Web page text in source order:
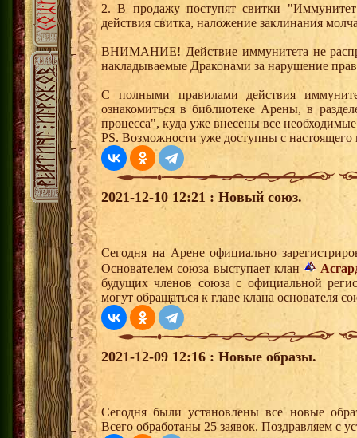
2. В продажу поступят свитки
действия свитка, наложение заклинания
ВНИМАНИЕ! Действие иммунитета не
накладываемые Драконами за нарушение
С полными правилами действия
ознакомиться в библиотеке Арены, в
процесса", куда уже внесены все
PS. Возможности уже доступны с
2021-12-10 12:21 : Новый союз.
Сегодня на Арене официально
Основателем союза выступает клан
будущих членов союза с официальной
могут обращаться к главе клана основателя
2021-12-09 12:16 : Новые образы.
Сегодня были установлены все новые
Всего обработаны 25 заявок. Поздравляем с